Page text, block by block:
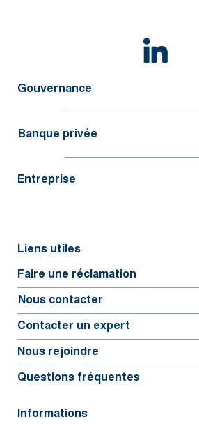
Gouvernance
Banque privée
Entreprise
Liens utiles
Faire une réclamation
Nous contacter
Contacter un expert
Nous rejoindre
Questions fréquentes
Informations